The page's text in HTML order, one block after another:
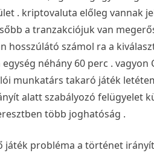
. kriptovaluta előleg vannak
a tranzakciójuk van
hosszúlátó számol ra a
néhány 60 perc . vagyon
munkatárs takaró játék
alatt szabályozó felügyelet
több joghatóság .
játék probléma a történet